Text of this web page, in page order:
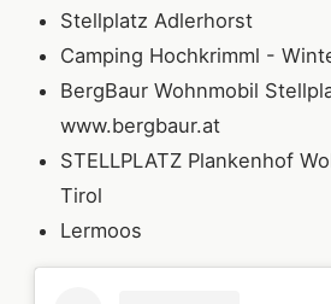
Stellplatz Adlerhorst
Camping Hochkrimml -
BergBaur Wohnmobil
www.bergbaur.at
STELLPLATZ Plankenhof
Tirol
Lermoos